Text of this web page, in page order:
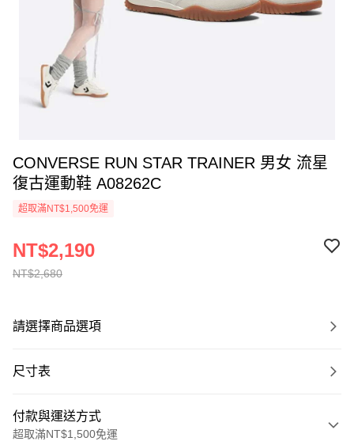
CONVERSE RUN STAR TRAINER 男女 流星
復古運動鞋 A08262C
超取滿NT$1,500免運
NT$2,680
NT$2,190
請選擇商品選項
尺寸表
付款與運送方式
超取滿NT$1,500免運